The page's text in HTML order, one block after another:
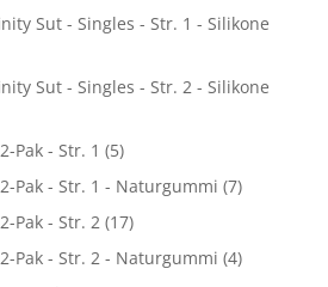
Sut - Singles - Str. 1 - Silikone
Sut - Singles - Str. 2 - Silikone
Pak - Str. 1 (5)
Pak - Str. 1 - Naturgummi (7)
Pak - Str. 2 (17)
Pak - Str. 2 - Naturgummi (4)